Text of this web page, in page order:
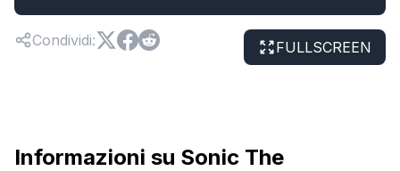
Condividi: FULLSCREEN
Informazioni su Sonic The